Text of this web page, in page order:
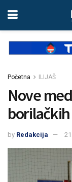
Početna ILIJAŠ
Nove
by Redakcija